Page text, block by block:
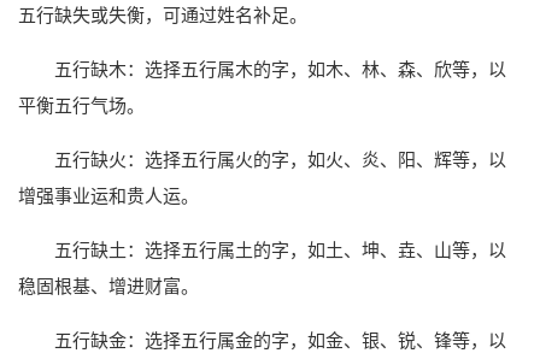
五行缺失或失衡，可通过姓名补足。
五行缺木：选择五行属木的字，如木、林、森、欣等，以
平衡五行气场。
五行缺火：选择五行属火的字，如火、炎、阳、辉等，以
增强事业运和贵人运。
五行缺土：选择五行属土的字，如土、坤、垚、山等，以
稳固根基、增进财富。
五行缺金：选择五行属金的字，如金、银、锐、锋等，以